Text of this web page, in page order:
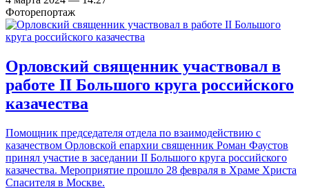
Фоторепортаж
Орловский священник участвовал в
работе II Большого круга российского
казачества
Помощник председателя отдела по взаимодействию с
казачеством Орловской епархии священник Роман Фаустов
принял участие в заседании II Большого круга российского
казачества. Мероприятие прошло 28 февраля в Храме Христа
Спасителя в Москве.